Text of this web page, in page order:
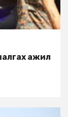
ажил